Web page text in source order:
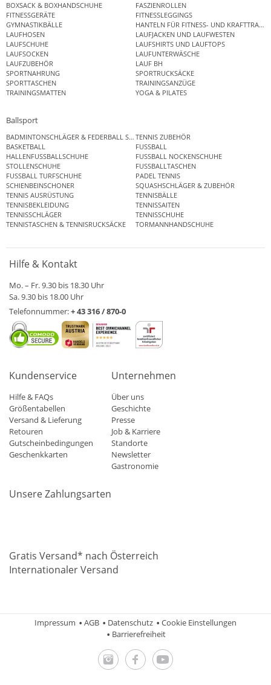
BOXSACK & BOXHANDSCHUHE
FASZIENROLLEN
FITNESSGERÄTE
FITNESSLEGGINGS
GYMNASTIKBÄLLE
HANTELN FÜR FITNESS- UND
LAUFHOSEN
LAUFJACKEN UND LAUFWESTEN
LAUFSCHUHE
LAUFSHIRTS UND LAUFTOPS
LAUFSOCKEN
LAUFUNTERWÄSCHE
LAUFZUBEHÖR
LAUF BH
SPORTNAHRUNG
SPORTRUCKSÄCKE
SPORTTASCHEN
TRAININGSANZÜGE
TRAININGSMATTEN
YOGA & PILATES
Ballsport
BADMINTONSCHLÄGER & FEDERBALL SETSTENNIS ZUBEHÖR
BASKETBALL
FUSSBALL
HALLENFUSSBALLSCHUHE
FUSSBALL NOCKENSCHUHE
STOLLENSCHUHE
FUSSBALLTASCHEN
FUSSBALL TURFSCHUHE
PADEL TENNIS
SCHIENBEINSCHONER
SQUASHSCHLÄGER & ZUBEHÖR
TENNIS AUSRÜSTUNG
TENNISBÄLLE
TENNISBEKLEIDUNG
TENNISSAITEN
TENNISSCHLÄGER
TENNISSCHUHE
TENNISTASCHEN & TENNISRUCKSÄCKE
TORMANNHANDSCHUHE
Hilfe & Kontakt
Mo. – Fr. 9.30 bis 18.30 Uhr
Sa. 9.30 bis 18.00 Uhr
Telefonnummer:+ 43 316 / 870-0
Kundenservice
Hilfe & FAQs
Größentabellen
Versand & Lieferung
Retouren
Gutscheinbedingungen
Geschenkkarten
Unternehmen
Über uns
Geschichte
Presse
Job & Karriere
Standorte
Newsletter
Gastronomie
Unsere Zahlungsarten
Gratis Versand* nach Österreich
Internationaler Versand
Impressum AGB Datenschutz
Cookie Einstellungen
Barrierefreiheit